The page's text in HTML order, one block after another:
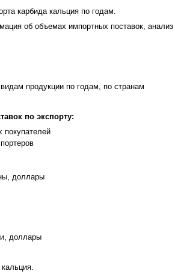
карбида кальция по годам.
об объемах импортных поставок,
продукции по годам, по странам
по экспорту:
покупателей
доллары
доллары